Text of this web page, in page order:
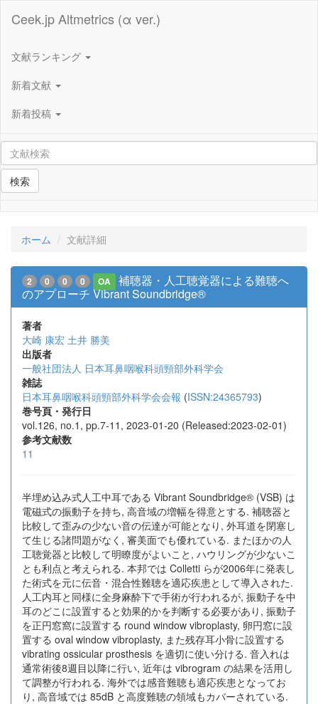
Ceek.jp Altmetrics (α ver.)
文献ランキング
新着文献
新着投稿
検索
ホーム 文献詳細
2 0 0 0 OA
補聴器・人工聴覚器による難聴へ
のアプローチ Vibrant Soundbridge®
著者
大崎 康宏 土井 勝美
出版者
一般社団法人 日本耳鼻咽喉科頭頸部外科学会
雑誌
日本耳鼻咽喉科頭頸部外科学会会報 (ISSN:24365793)
巻号頁・発行日
vol.126, no.1, pp.7-11, 2023-01-20 (Released:2023-02-01)
参考文献数
11
半埋め込み式人工中耳である Vibrant Soundbridge® (VSB) は
電磁式の振動子を持ち, 高音域の増幅を得意とする. 補聴器と
比較して歪みの少ない音の伝達が可能となり, 外耳道を閉塞し
て生じる諸問題がなく, 審美面でも優れている. またほかの人
工聴覚器と比較して明瞭度がよいこと, ハウリングが少ないこ
とも利点と考えられる. 本邦では Colletti らが2006年に発表し
た術式を元に伝音・混合性難聴を適応疾患として導入された.
人工内耳と同様に全身麻酔下で手術が行われるが, 振動子を中
耳のどこに設置すると効果的かを判断する必要があり, 振動子
を正円窓窩に設置する round window vibroplasty, 卵円窓に設
置する oval window vibroplasty, また残存耳小骨に設置する
vibrating ossicular prosthesis を適切に使い分ける. 音入れは
通常術後8週目以降に行い, 近年は vibrogram の結果を活用し
て調整が行われる. 海外では感音難聴も適応疾患となってお
り, 高音域では 85dB と高度難聴の領域もカバーされている.